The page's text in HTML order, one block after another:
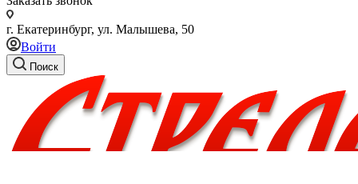
г. Екатеринбург, ул. Малышева, 50
Войти
Поиск